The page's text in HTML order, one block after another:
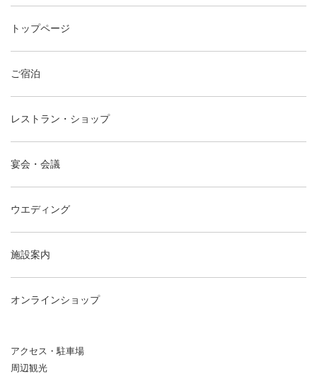
トップページ
ご宿泊
レストラン・ショップ
宴会・会議
ウエディング
施設案内
オンラインショップ
アクセス・駐車場
周辺観光